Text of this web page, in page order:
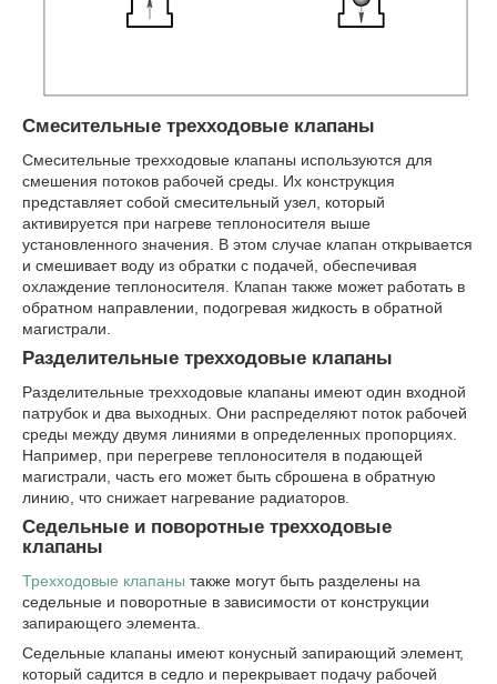
Смесительные трехходовые клапаны
Смесительные трехходовые клапаны используются для
смешения потоков рабочей среды. Их конструкция
представляет собой смесительный узел, который
активируется при нагреве теплоносителя выше
установленного значения. В этом случае клапан открывается
и смешивает воду из обратки с подачей, обеспечивая
охлаждение теплоносителя. Клапан также может работать в
обратном направлении, подогревая жидкость в обратной
магистрали.
Разделительные трехходовые клапаны
Разделительные трехходовые клапаны имеют один входной
патрубок и два выходных. Они распределяют поток рабочей
среды между двумя линиями в определенных пропорциях.
Например, при перегреве теплоносителя в подающей
магистрали, часть его может быть сброшена в обратную
линию, что снижает нагревание радиаторов.
Седельные и поворотные трехходовые
клапаны
Трехходовые клапаны также могут быть разделены на
седельные и поворотные в зависимости от конструкции
запирающего элемента.
Седельные клапаны имеют конусный запирающий элемент,
который садится в седло и перекрывает подачу рабочей